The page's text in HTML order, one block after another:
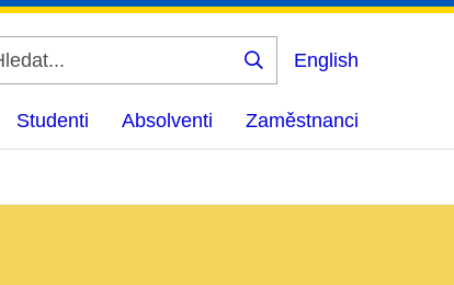
Vyhledat
English
Studenti Absolventi Zaměstnanci